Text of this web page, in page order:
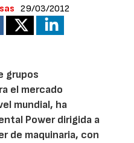
29/03/2012
grupos
el mercado
mundial, ha
Power dirigida a
de maquinaria, con